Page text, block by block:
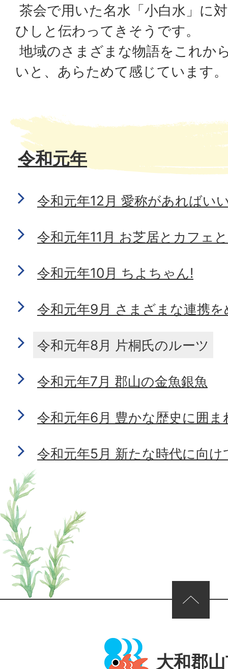
茶会で用いた名水「小白水」に
ひしと伝わってきそうです。
地域のさまざまな物語をこれか
いと、あらためて感じています。
令和元年
令和元年12月 愛称があればい
令和元年11月 お芝居とカフェ
令和元年10月 ちよちゃん!
令和元年9月 さまざまな連携
令和元年8月 片桐氏のルーツ
令和元年7月 郡山の金魚銀魚
令和元年6月 豊かな歴史に囲ま
令和元年5月 新たな時代に向け
ページの先頭へ
大和郡